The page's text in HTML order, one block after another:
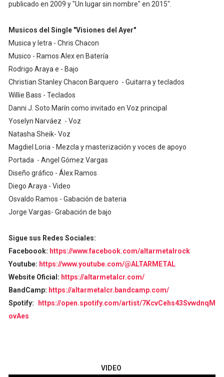
publicado en 2009 y "Un lugar sin nombre" en 2015".
Musicos del Single "Visiones del Ayer"
Musica y letra - Chris Chacon
Musico - Ramos Alex en Batería
Rodrigo Araya e - Bajo
Christian Stanley Chacon Barquero - Guitarra y teclados
Willie Bass - Teclados
Danni J. Soto Marín como invitado en Voz principal
Yoselyn Narváez - Voz
Natasha Sheik- Voz
Magdiel Loria - Mezcla y masterización y voces de apoyo
Portada - Angel Gómez Vargas
Diseño gráfico - Álex Ramos
Diego Araya - Video
Osvaldo Ramos - Gabación de bateria
Jorge Vargas- Grabación de bajo
Sigue sus Redes Sociales:
Faceboook: https://www.facebook.com/altarmetalrock
Youtube: https://www.youtube.com/@ALTARMETAL
Website Oficial: https://altarmetalcr.com/
BandCamp: https://altarmetalcr.bandcamp.com/
Spotify:
https://open.spotify.com/artist/7KcvCehs43SvwdnqM
ovAes
VIDEO